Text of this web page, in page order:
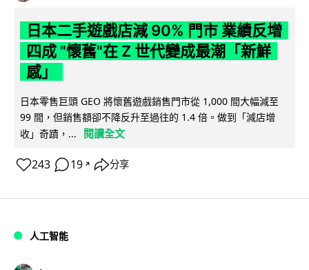
日本二手遊戲店減 90% 門市 業績反增
四成 "懷舊"在 Z 世代變成最潮「新鮮
感」
日本零售巨頭 GEO 將懷舊遊戲銷售門市從 1,000 間大幅減至
99 間，但銷售額卻不降反升至過往的 1.4 倍。做到「減店增
收」奇蹟，...
閱讀全文
243 19 ↗ 分享
人工智能